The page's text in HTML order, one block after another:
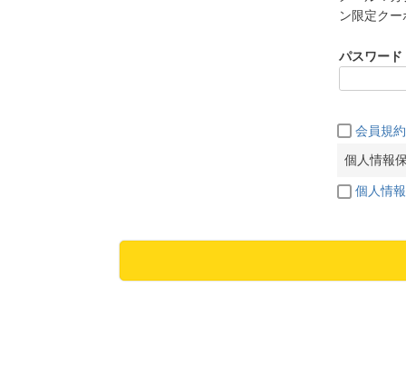
ン限定ク
パスワード
会員規約
個人情